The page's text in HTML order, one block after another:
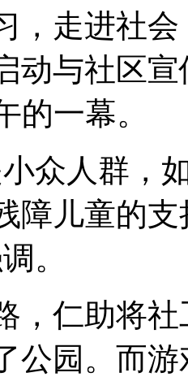
，走进社
动与社区
的一幕。
众人群，
障儿童的
。
，仁助将
公园。而